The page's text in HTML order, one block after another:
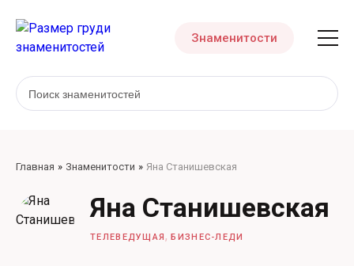
Знаменитости
Главная Знаменитости Яна Станишевская
Яна Станишевская
ТЕЛЕВЕДУЩАЯ ,БИЗНЕС-ЛЕДИ